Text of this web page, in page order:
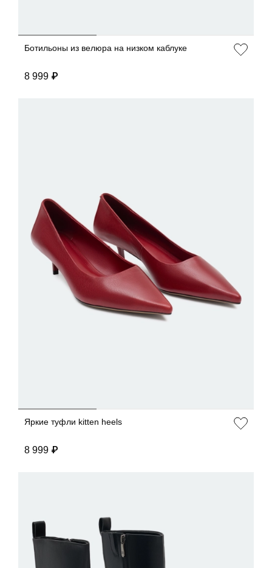
ДОБАВИТЬ В КОРЗИНУ
Ботильоны из велюра на низком каблуке
8 999 ₽
Яркие туфли kitten heels
8 999 ₽